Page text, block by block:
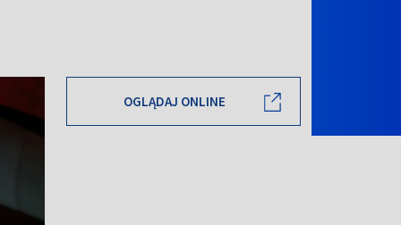
OGLĄDAJ ONLINE